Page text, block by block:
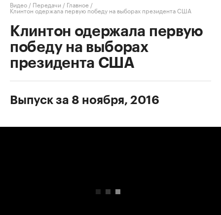
Видео / Передачи / Главное /
Клинтон одержала первую победу на выборах президента США
Клинтон одержала первую
победу на выборах
президента США
Выпуск за 8 ноября, 2016